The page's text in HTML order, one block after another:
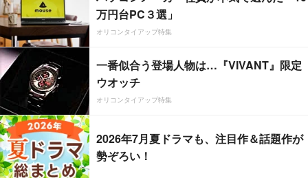
万円台PC３選」
オリコンタイアップ特集
一番似合う登場人物は…『VIVANT』限定
ウオッチ
オリコンタイアップ特集
2026年7月夏ドラマも、注目作＆話題作が
勢ぞろい！